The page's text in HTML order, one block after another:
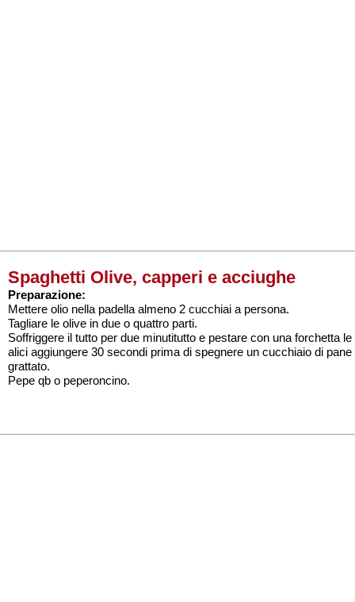
Spaghetti Olive, capperi e acciughe
Preparazione:
Mettere olio nella padella almeno 2 cucchiai a persona.
Tagliare le olive in due o quattro parti.
Soffriggere il tutto per due minutitutto e pestare con una forchetta le
alici aggiungere 30 secondi prima di spegnere un cucchiaio di pane
grattato.
Pepe qb o peperoncino.